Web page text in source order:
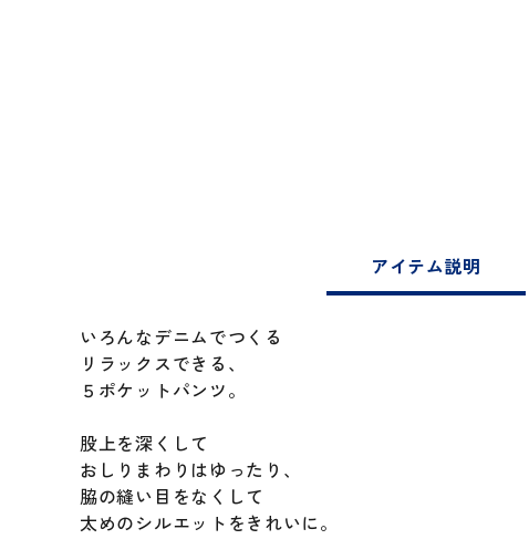
アイテム説明
いろんなデニムでつくる
リラックスできる、
５ポケットパンツ。
股上を深くして
おしりまわりはゆったり、
脇の縫い目をなくして
太めのシルエットをきれいに。